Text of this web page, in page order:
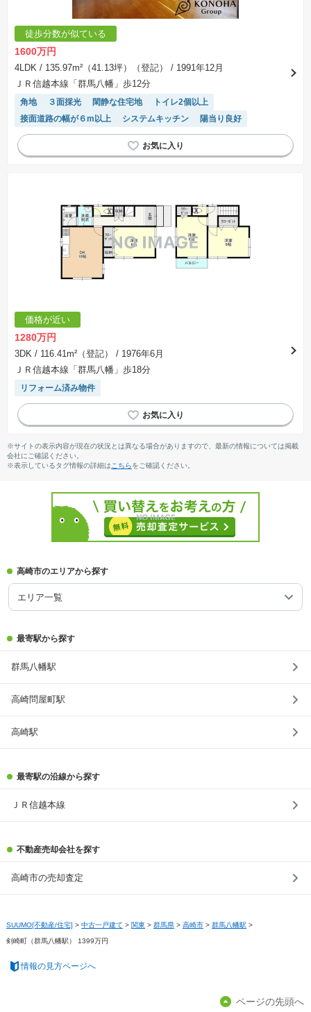
徒歩分数が似ている
1600万円
4LDK / 135.97m²（41.13坪）（登記）
/ 1991年12月
ＪＲ信越本線「群馬八幡」歩12分
角地 ３面採光 閑静な住宅地
トイレ2個以上
接面道路の幅が６m以上
システムキッチン 陽当り良好
価格が近い
1280万円
3DK / 116.41m²（登記）
/ 1976年6月
ＪＲ信越本線「群馬八幡」歩18分
リフォーム済み物件
※サイトの表示内容が現在の状況とは異なる場合がありますので、最新の情報については掲載
会社にご確認ください。
※表示しているタグ情報の詳細は こちらをご確認ください。
高崎市のエリアから探す
エリア一覧
最寄駅から探す
群馬八幡駅
高崎問屋町駅
高崎駅
最寄駅の沿線から探す
ＪＲ信越本線
不動産売却会社を探す
高崎市の売却査定
SUUMO[不動産/住宅] > 中古一戸建て > 関東 > 群馬県 > 高崎市 > 群馬八幡駅 >
剣崎町（群馬八幡駅） 1399万円
情報の見方ページへ
ページの先頭へ